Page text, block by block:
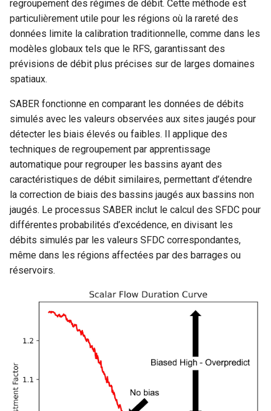
regroupement des régimes de débit. Cette méthode est
particulièrement utile pour les régions où la rareté des
données limite la calibration traditionnelle, comme dans les
modèles globaux tels que le RFS, garantissant des
prévisions de débit plus précises sur de larges domaines
spatiaux.
SABER fonctionne en comparant les données de débits
simulés avec les valeurs observées aux sites jaugés pour
détecter les biais élevés ou faibles. Il applique des
techniques de regroupement par apprentissage
automatique pour regrouper les bassins ayant des
caractéristiques de débit similaires, permettant d’étendre
la correction de biais des bassins jaugés aux bassins non
jaugés. Le processus SABER inclut le calcul des SFDC pour
différentes probabilités d’excédence, en divisant les
débits simulés par les valeurs SFDC correspondantes,
même dans les régions affectées par des barrages ou
réservoirs.